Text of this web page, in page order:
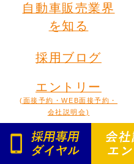
自動車販売業界
を知る
採用ブログ
エントリー
(面接予約・WEB面接予約・
会社説明会)